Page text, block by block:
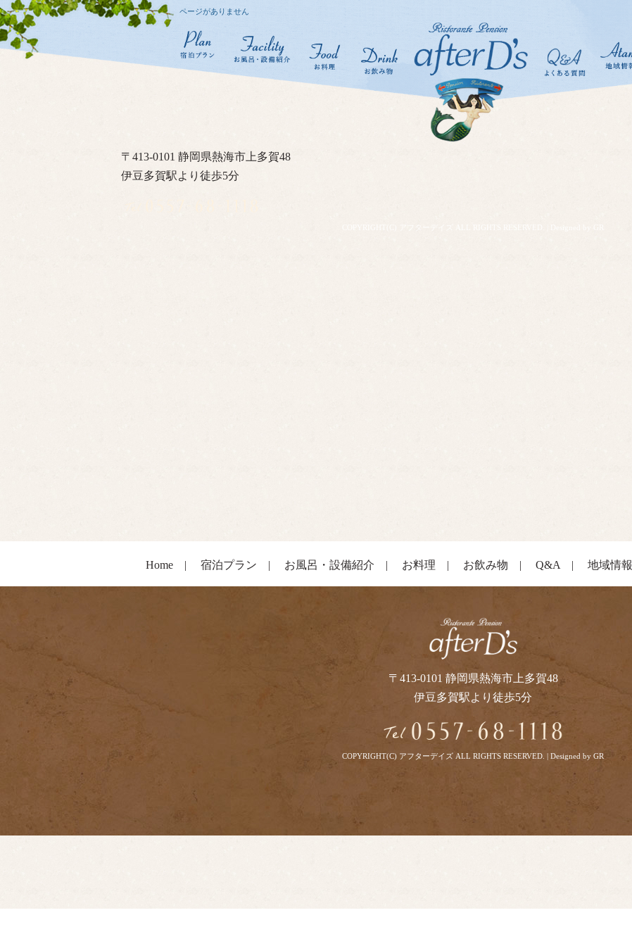
ページがありません
〒413-0101 静岡県熱海市上多賀48
伊豆多賀駅より徒歩5分
Home | 宿泊プラン | お風呂・設備紹介 | お料理 | お飲み物 | Q&A | 地域情報
〒413-0101 静岡県熱海市上多賀48
伊豆多賀駅より徒歩5分
COPYRIGHT(C) アフターデイズ ALL RIGHTS RESERVED. Designed by GR